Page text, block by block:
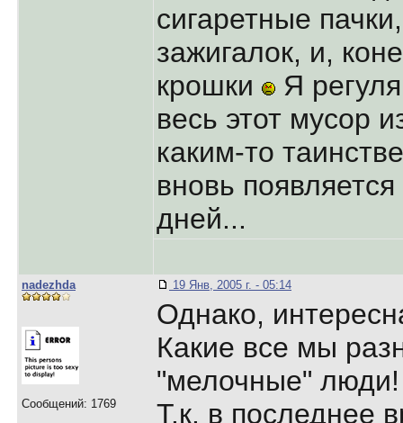
сигаретные
зажигалок, и,
крошки
Я
весь этот мусор
каким-то
вновь
дней...
nadezhda
Сообщений: 1769
19 Янв, 2005 г. - 05:14
Однако,
Какие все мы
"мелочные"
Т.к. в последнее